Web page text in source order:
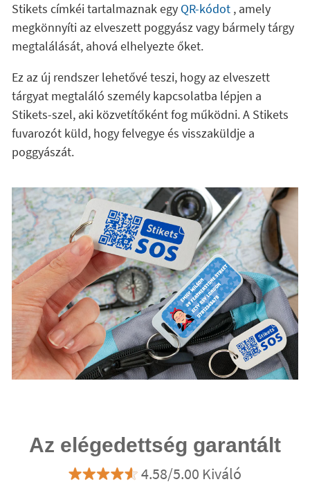
Stikets címkéi tartalmaznak egy QR-kódot, amely
megkönnyíti az elveszett poggyász vagy bármely tárgy
megtalálását, ahová elhelyezte őket.
Ez az új rendszer lehetővé teszi, hogy az elveszett
tárgyat megtaláló személy kapcsolatba lépjen a
Stikets-szel, aki közvetítőként fog működni. A Stikets
fuvarozót küld, hogy felvegye és visszaküldje a
poggyászát.
Az elégedettség garantált
4.58/5.00 Kiváló